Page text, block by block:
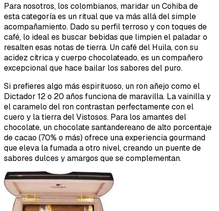
Para nosotros, los colombianos, maridar un Cohiba de
esta categoría es un ritual que va más allá del simple
acompañamiento. Dado su perfil terroso y con toques de
café, lo ideal es buscar bebidas que limpien el paladar o
resalten esas notas de tierra. Un café del Huila, con su
acidez cítrica y cuerpo chocolateado, es un compañero
excepcional que hace bailar los sabores del puro.
Si prefieres algo más espirituoso, un ron añejo como el
Dictador 12 o 20 años funciona de maravilla. La vainilla y
el caramelo del ron contrastan perfectamente con el
cuero y la tierra del Vistosos. Para los amantes del
chocolate, un chocolate santandereano de alto porcentaje
de cacao (70% o más) ofrece una experiencia gourmand
que eleva la fumada a otro nivel, creando un puente de
sabores dulces y amargos que se complementan.